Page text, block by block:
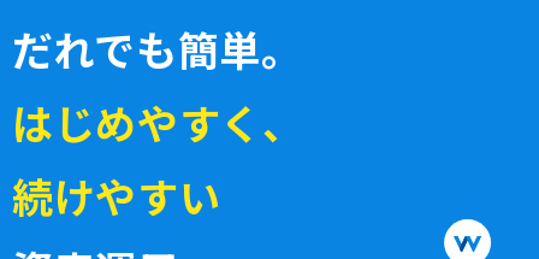
だれでも簡単。
はじめやすく 、
続けやすい